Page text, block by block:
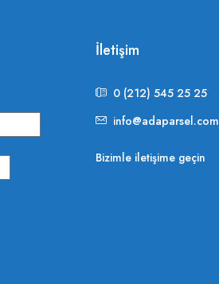
İletişim
0 (212) 545 25 25
info@adaparsel.com
Bizimle iletişime geçin